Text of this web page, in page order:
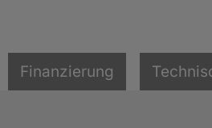
Finanzierung